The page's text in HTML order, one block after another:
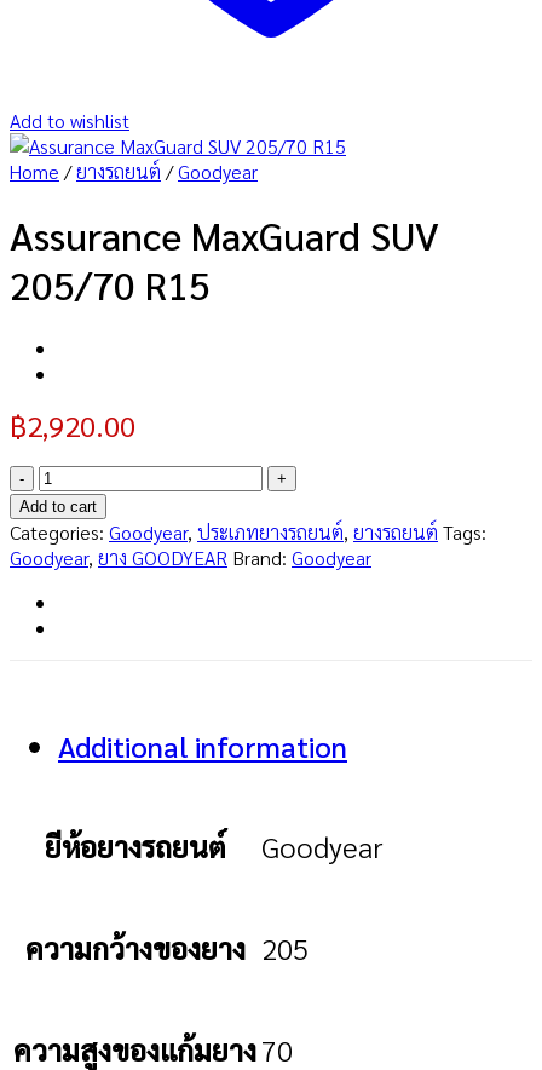
Add to wishlist
Home /ยางรถยนต์ /Goodyear
Assurance MaxGuard SUV
205/70 R15
฿2,920.00
Assurance
MaxGuard
SUV
205/70
R15
quantity
Add to cart
Categories: Goodyear, ประเภทยางรถยนต์, ยางรถยนต์ Tags:
Goodyear, ยาง GOODYEAR Brand: Goodyear
Additional information
ยีห้อยางรถยนต์ Goodyear
ความกว้างของยาง 205
ความสูงของแก้มยาง70